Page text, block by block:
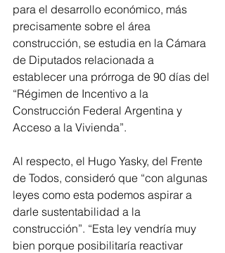
para el desarrollo económico, más
precisamente sobre el área
construcción, se estudia en la Cámara
de Diputados relacionada a
establecer una prórroga de 90 días del
“Régimen de Incentivo a la
Construcción Federal Argentina y
Acceso a la Vivienda”.
Al respecto, el Hugo Yasky, del Frente
de Todos, consideró que “con algunas
leyes como esta podemos aspirar a
darle sustentabilidad a la
construcción”. “Esta ley vendría muy
bien porque posibilitaría reactivar